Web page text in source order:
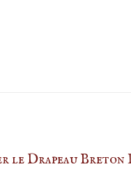
le Drapeau Breton